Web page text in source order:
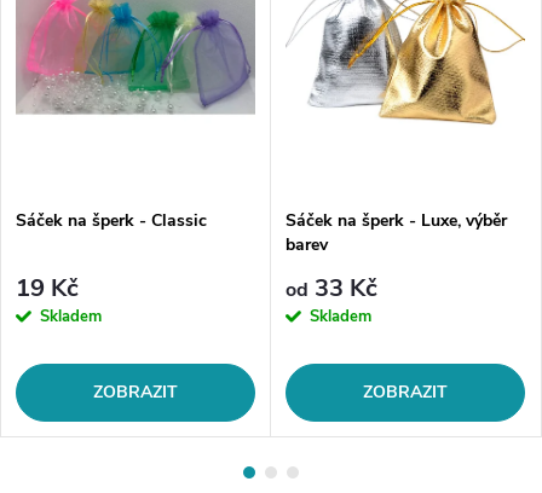
Sáček na šperk - Classic
19 Kč
Skladem
ZOBRAZIT
Sáček na šperk - Luxe, výběr
barev
od 33 Kč
Skladem
ZOBRAZIT